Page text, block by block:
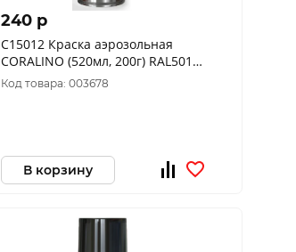
240 p
C15012 Краска аэрозольная
CORALINO (520мл, 200г) RAL5012
Голубой
Код товара: 003678
В корзину